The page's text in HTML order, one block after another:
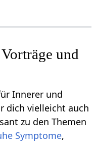
und
Innerer und
dich vielleicht auch
zu den Themen
Symptome,